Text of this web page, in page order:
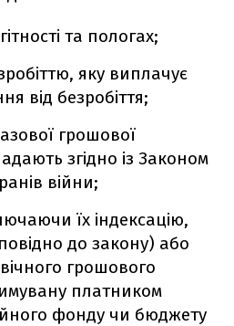
та пологах;
яку виплачує
від безробіття;
грошової
згідно із Законом
війни;
їх індексацію,
до закону) або
грошового
платником
фонду чи бюджету